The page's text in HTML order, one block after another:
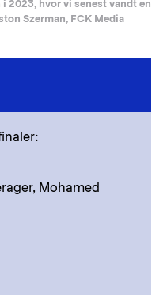
2023, hvor vi senest vandt en
Szerman, FCK Media
Mohamed